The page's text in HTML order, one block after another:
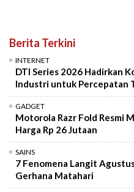
Berita Terkini
INTERNET
DTI Series 2026 Hadirkan
Industri untuk Percepatan
GADGET
Motorola Razr Fold Resmi
Harga Rp 26 Jutaan
SAINS
7 Fenomena Langit
Gerhana Matahari